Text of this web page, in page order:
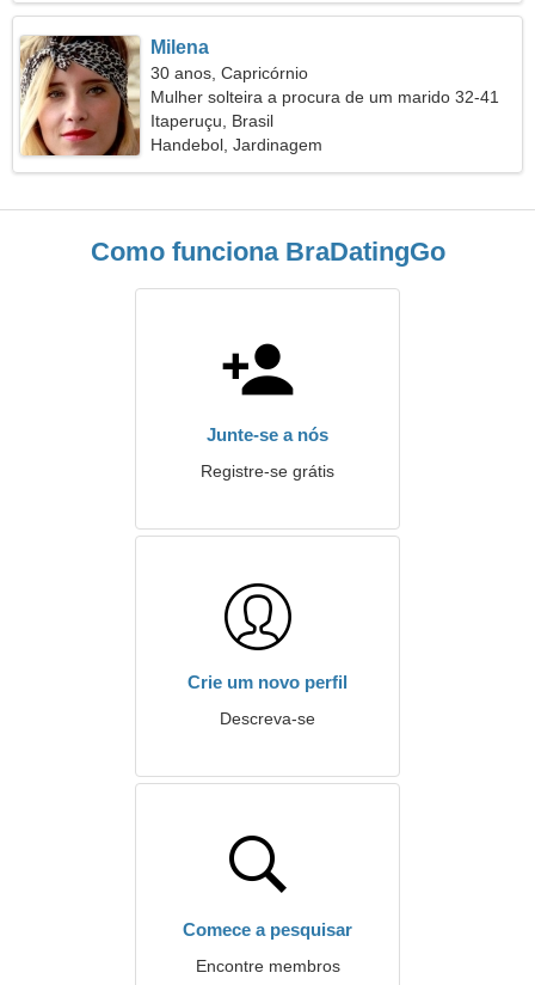
Milena
30 anos, Capricórnio
Mulher solteira a procura de um marido 32-41
Itaperuçu, Brasil
Handebol, Jardinagem
Como funciona BraDatingGo
Junte-se a nós
Registre-se grátis
Crie um novo perfil
Descreva-se
Comece a pesquisar
Encontre membros